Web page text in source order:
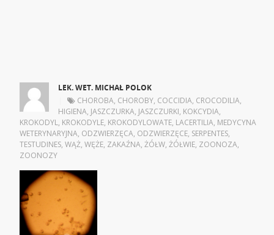
LEK. WET. MICHAŁ POLOK
CHOROBA, CHOROBY, COCCIDIA, CROCODILIA,
HIGIENA, JASZCZURKA, JASZCZURKI, KOKCYDIA,
KROKODYL, KROKODYLE, KROKODYLOWATE, LACERTILIA, MEDYCYNA
WETERYNARYJNA, ODZWIERZĘCA, ODZWIERZĘCE, SERPENTES,
TESTUDINES,WĄŻ,WĘŻE, ZAKAŹNA,ŻÓŁW,ŻÓŁWIE, ZOONOZA,
ZOONOZY